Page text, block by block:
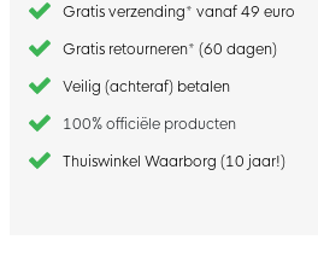
Gratis verzending* vanaf 49 euro
Gratis retourneren* (60 dagen)
Veilig (achteraf) betalen
100% officiële producten
Thuiswinkel Waarborg (10 jaar!)